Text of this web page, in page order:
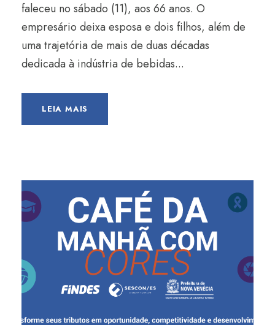
faleceu no sábado (11), aos 66 anos. O
empresário deixa esposa e dois filhos, além de
uma trajetória de mais de duas décadas
dedicada à indústria de bebidas...
LEIA MAIS